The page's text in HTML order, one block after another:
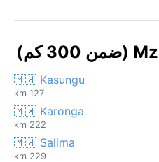
🇲🇼 Kasungu
127 km
🇲🇼 Karonga
222 km
🇲🇼 Salima
229 km